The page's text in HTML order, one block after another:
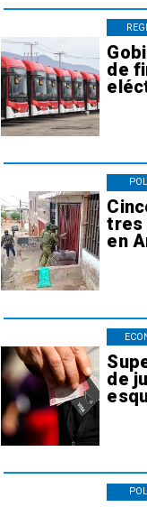
de
tres
en
de